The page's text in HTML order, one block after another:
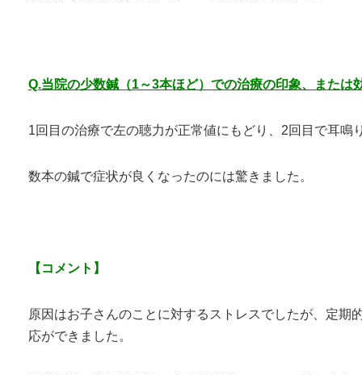
Q.当院の少数鍼（1～3本ほど）での治療の印象、または
1回目の治療で左の聴力が正常値にもどり、2回目で耳鳴
数本の鍼で症状が良くなったのには驚きました。
【コメント】
原因はお子さんのことに対するストレスでしたが、定
応ができました。